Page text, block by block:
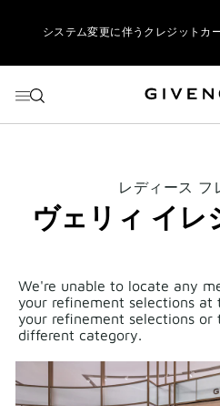
システム変更に伴うクレジットカ
ジバンシイ製品のご購入で
THIS
ACTION
WILL
OPEN
レディース フ
ヴェリィ イレ
We're unable to locate any
your refinement selections at
your refinement selections
different category.